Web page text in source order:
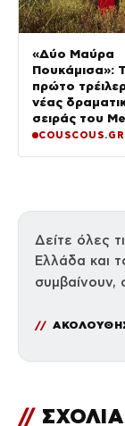
«Δύο Μαύρα
Πουκάμισα»:
πρώτο
νέας
σειράς του
κυκλοφόρησε
COUSCOUS.GR
Δείτε όλες
Ελλάδα και
συμβαίνουν,
// ΣΧΟΛΙΑ